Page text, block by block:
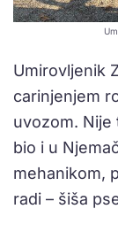
Umirovljenik
carinjenjem
uvozom. Nije
bio i u
mehanikom,
radi – šiša